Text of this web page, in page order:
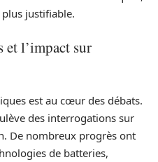
justifiable.
et l’impact sur
est au cœur des débats.
des interrogations sur
De nombreux progrès ont
de batteries,